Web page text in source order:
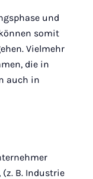
und
somit
Vielmehr
die in
auch in
(z. B. Industrie